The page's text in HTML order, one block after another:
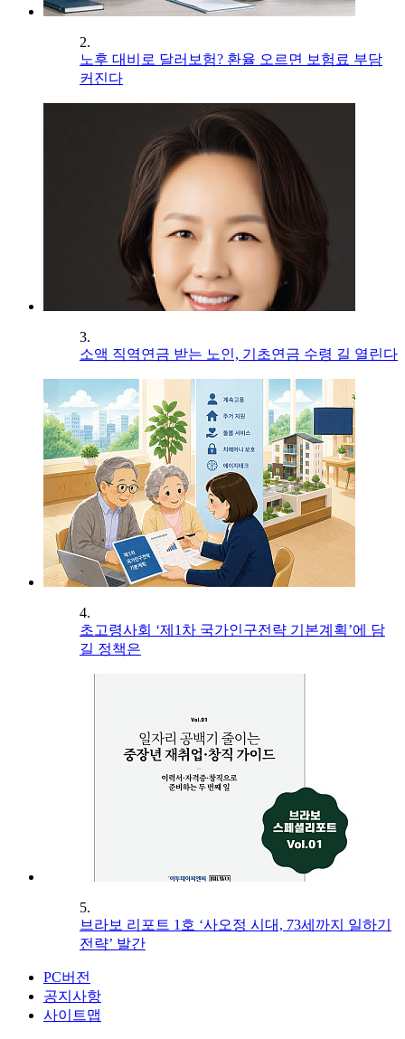
2.
노후 대비로 달러보험? 환율 오르면 보험료 부담
커진다
3.
소액 직역연금 받는 노인, 기초연금 수령 길 열린다
4.
초고령사회 ‘제1차 국가인구전략 기본계획’에 담
길 정책은
5.
브라보 리포트 1호 ‘사오정 시대, 73세까지 일하기
전략’ 발간
PC버전
공지사항
사이트맵